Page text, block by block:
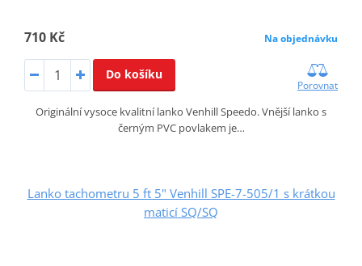
710 Kč Na objednávku
Do košíku
Porovnat
Originální vysoce kvalitní lanko Venhill Speedo. Vnější lanko s
černým PVC povlakem je…
Lanko tachometru 5 ft 5" Venhill SPE-7-505/1 s krátkou
maticí SQ/SQ